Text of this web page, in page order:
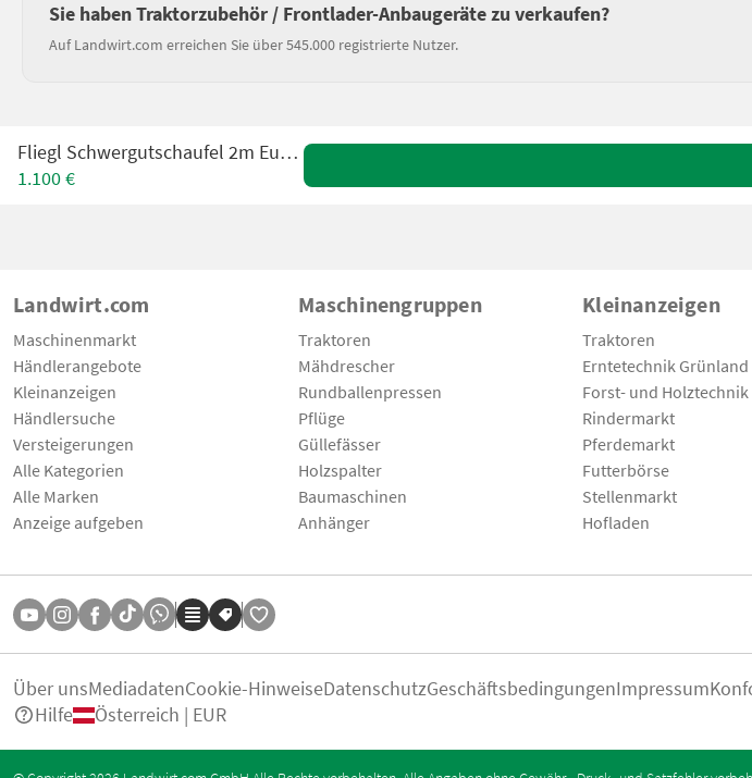
Sie haben Traktorzubehör / Frontlader-Anbaugeräte zu verkaufen?
Auf Landwirt.com erreichen Sie über 545.000 registrierte Nutzer.
Fliegl Schwergutschaufel 2m Euroaufnahme
1.100 €
Landwirt.com
Maschinenmarkt
Händlerangebote
Kleinanzeigen
Händlersuche
Versteigerungen
Alle Kategorien
Alle Marken
Anzeige aufgeben
Maschinengruppen
Traktoren
Mähdrescher
Rundballenpressen
Pflüge
Güllefässer
Holzspalter
Baumaschinen
Anhänger
Kleinanzeigen
Traktoren
Erntetechnik Grünland
Forst- und Holztechnik
Rindermarkt
Pferdemarkt
Futterbörse
Stellenmarkt
Hofladen
Über unsMediadatenCookie-HinweiseDatenschutzGeschäftsbedingungenImpressum
Hilfe
Österreich | EUR